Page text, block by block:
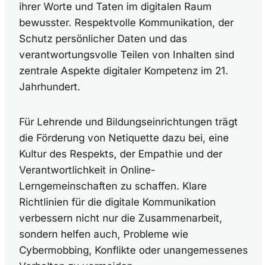
ihrer Worte und Taten im digitalen Raum
bewusster. Respektvolle Kommunikation, der
Schutz persönlicher Daten und das
verantwortungsvolle Teilen von Inhalten sind
zentrale Aspekte digitaler Kompetenz im 21.
Jahrhundert.
Für Lehrende und Bildungseinrichtungen trägt
die Förderung von Netiquette dazu bei, eine
Kultur des Respekts, der Empathie und der
Verantwortlichkeit in Online-
Lerngemeinschaften zu schaffen. Klare
Richtlinien für die digitale Kommunikation
verbessern nicht nur die Zusammenarbeit,
sondern helfen auch, Probleme wie
Cybermobbing, Konflikte oder unangemessenes